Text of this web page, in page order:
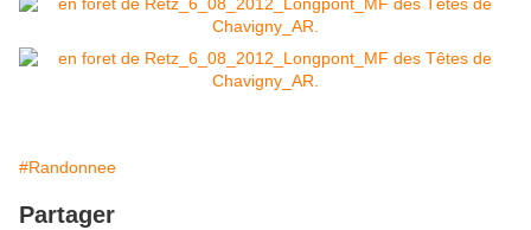
#Randonnee
Partager